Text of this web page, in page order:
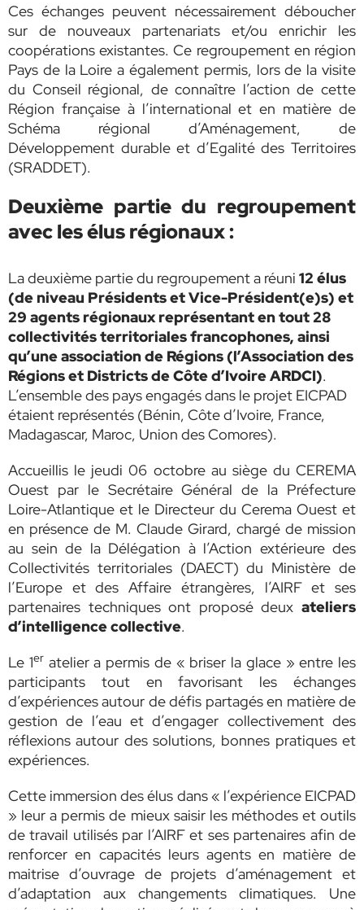
Ces échanges peuvent nécessairement déboucher
sur de nouveaux partenariats et/ou enrichir les
coopérations existantes. Ce regroupement en région
Pays de la Loire a également permis, lors de la visite
du Conseil régional, de connaître l’action de cette
Région française à l’international et en matière de
Schéma régional d’Aménagement, de
Développement durable et d’Egalité des Territoires
(SRADDET).
Deuxième partie du regroupement
avec les élus régionaux :
La deuxième partie du regroupement a réuni 12 élus
(de niveau Présidents et Vice-Président(e)s) et
29 agents régionaux représentant en tout 28
collectivités territoriales francophones, ainsi
qu’une association de Régions (l’Association des
Régions et Districts de Côte d’Ivoire ARDCI).
L’ensemble des pays engagés dans le projet EICPAD
étaient représentés (Bénin, Côte d’Ivoire, France,
Madagascar, Maroc, Union des Comores).
Accueillis le jeudi 06 octobre au siège du CEREMA
Ouest par le Secrétaire Général de la Préfecture
Loire-Atlantique et le Directeur du Cerema Ouest et
en présence de M. Claude Girard, chargé de mission
au sein de la Délégation à l’Action extérieure des
Collectivités territoriales (DAECT) du Ministère de
l’Europe et des Affaire étrangères, l’AIRF et ses
partenaires techniques ont proposé deux ateliers
d’intelligence collective.
Le 1eratelier a permis de « briser la glace » entre les
participants tout en favorisant les échanges
d’expériences autour de défis partagés en matière de
gestion de l’eau et d’engager collectivement des
réflexions autour des solutions, bonnes pratiques et
expériences.
Cette immersion des élus dans « l’expérience EICPAD
» leur a permis de mieux saisir les méthodes et outils
de travail utilisés par l’AIRF et ses partenaires afin de
renforcer en capacités leurs agents en matière de
maitrise d’ouvrage de projets d’aménagement et
d’adaptation aux changements climatiques. Une